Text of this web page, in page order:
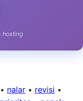
hosting
• nalar • revisi •